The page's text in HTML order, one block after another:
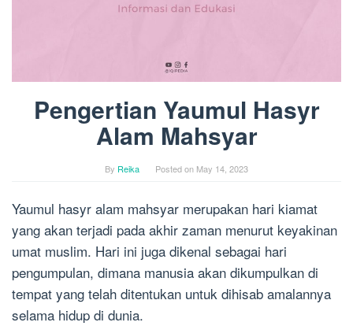
Pengertian Yaumul Hasyr
Alam Mahsyar
By Reika Posted on May 14, 2023
Yaumul hasyr alam mahsyar merupakan hari kiamat
yang akan terjadi pada akhir zaman menurut keyakinan
umat muslim. Hari ini juga dikenal sebagai hari
pengumpulan, dimana manusia akan dikumpulkan di
tempat yang telah ditentukan untuk dihisab amalannya
selama hidup di dunia.